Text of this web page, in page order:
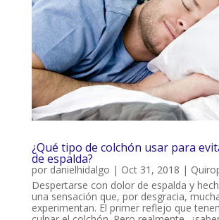
¿Qué tipo de colchón usar para
de espalda?
por danielhidalgo | Oct 31, 2018 |
Despertarse con dolor de espalda y
una sensación que, por desgracia,
experimentan. El primer reflejo que